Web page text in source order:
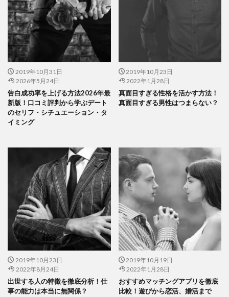
2019年10月31日
2026年5月24日
告白成功率を上げる方法2026年最
新版！口コミ評判から学ぶデート
のセリフ・シチュエーション・タ
イミング
2019年10月23日
2022年1月28日
真面目すぎる性格を活かす方法！
真面目すぎる男性はつまらない？
2019年10月23日
2022年8月24日
出世する人の特徴を徹底分析！仕
事の能力は本当に無関係？
2019年10月19日
2022年1月28日
おすすめマッチングアプリを徹底
比較！遊びから恋活、婚活まで